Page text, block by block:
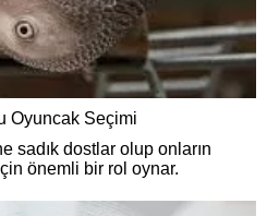
Oyuncak Seçimi
sadık dostlar olup onların
önemli bir rol oynar.